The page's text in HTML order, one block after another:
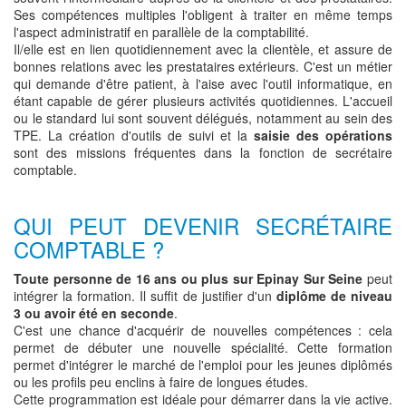
Ses compétences multiples l'obligent à traiter en même temps
l'aspect administratif en parallèle de la comptabilité.
Il/elle est en lien quotidiennement avec la clientèle, et assure de
bonnes relations avec les prestataires extérieurs. C'est un métier
qui demande d'être patient, à l'aise avec l'outil informatique, en
étant capable de gérer plusieurs activités quotidiennes. L'accueil
ou le standard lui sont souvent délégués, notamment au sein des
TPE. La création d'outils de suivi et la saisie des opérations
sont des missions fréquentes dans la fonction de secrétaire
comptable.
QUI PEUT DEVENIR SECRÉTAIRE
COMPTABLE ?
Toute personne de 16 ans ou plus sur Epinay Sur Seine peut
intégrer la formation. Il suffit de justifier d'un diplôme de niveau
3 ou avoir été en seconde.
C'est une chance d'acquérir de nouvelles compétences : cela
permet de débuter une nouvelle spécialité. Cette formation
permet d'intégrer le marché de l'emploi pour les jeunes diplômés
ou les profils peu enclins à faire de longues études.
Cette programmation est idéale pour démarrer dans la vie active.